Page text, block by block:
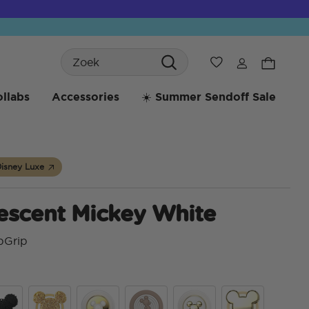
Verlanglijst
Accessories ☀️ Summer Sendoff Sale
Luxe
Mickey White